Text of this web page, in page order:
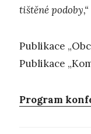
tištěné podoby,“
Publikace
Publikace
Program